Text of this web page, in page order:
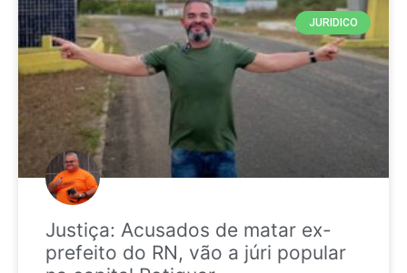
JURIDICO
Justiça: Acusados de matar ex-
prefeito do RN, vão a júri popular